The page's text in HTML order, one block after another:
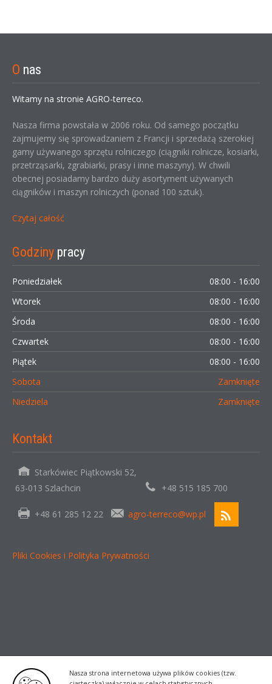
Nasza strona internetowa używa plików cookies (tzw.
O nas
Witamy na stronie AGRO-terreco.
Nasza firma powstała w 2006 roku. Od samego początku
zajmujemy się sprowadzaniem z Francji i sprzedażą szerokiej
gamy używanego sprzętu rolniczego (ciągniki rolnicze, kosiarki,
przetrząsarki, zgrabiarki, prasy i inne maszyny). W chwili
obecnej posiadamy bardzo duży asortyment używanych
ciągników i maszyn rolniczych (ponad 100 sztuk).
Czytaj całość
Godziny pracy
Poniedziałek
08:00 - 16:00
Wtorek
08:00 - 16:00
Środa
08:00 - 16:00
Czwartek
08:00 - 16:00
Piątek
08:00 - 16:00
Sobota
Zamknięte
Niedziela
Zamknięte
Kontakt
Starkówiec Piątkowski 52,
63-013 Szlachcin
+48 515 185 700
+48 61 285 12 22 agro-terreco@wp.pl
Pliki Cookies i Polityka Prywatności